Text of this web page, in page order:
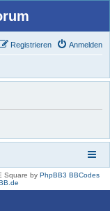
Anmelden
Registrieren
Square by PhpBB3 BBCodes